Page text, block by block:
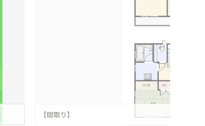
【間取り】